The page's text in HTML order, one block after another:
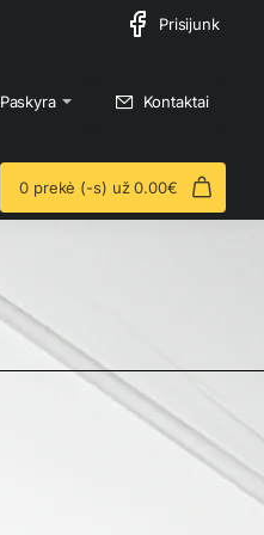
Prisijunk
Paskyra Kontaktai
0 prekė (-s) už 0.00€